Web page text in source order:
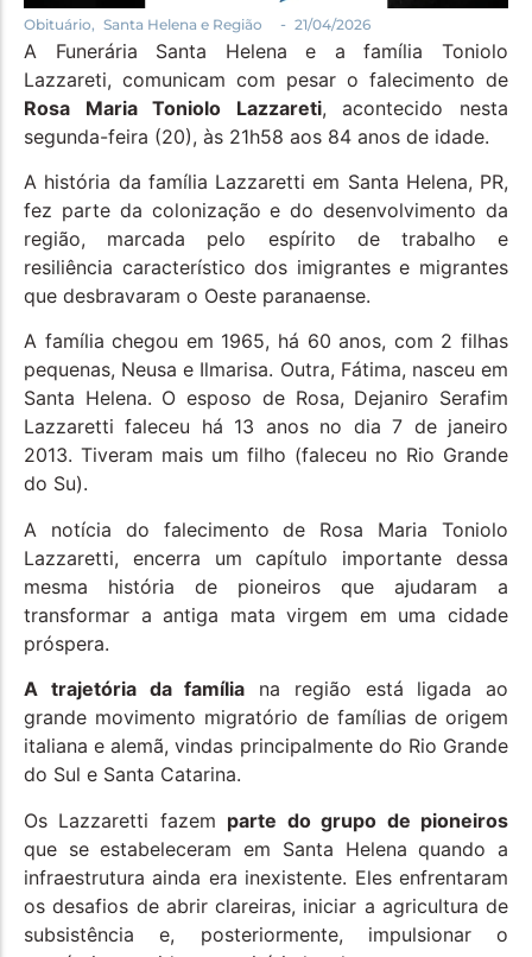
Obituário, Santa Helena e Região - 21/04/2026
A Funerária Santa Helena e a família Toniolo
Lazzareti, comunicam com pesar o falecimento de
Rosa Maria Toniolo Lazzareti, acontecido nesta
segunda-feira (20), às 21h58 aos 84 anos de idade.
A história da família Lazzaretti em Santa Helena, PR,
fez parte da colonização e do desenvolvimento da
região, marcada pelo espírito de trabalho e
resiliência característico dos imigrantes e migrantes
que desbravaram o Oeste paranaense.
A família chegou em 1965, há 60 anos, com 2 filhas
pequenas, Neusa e Ilmarisa. Outra, Fátima, nasceu em
Santa Helena. O esposo de Rosa, Dejaniro Serafim
Lazzaretti faleceu há 13 anos no dia 7 de janeiro
2013. Tiveram mais um filho (faleceu no Rio Grande
do Su).
A notícia do falecimento de Rosa Maria Toniolo
Lazzaretti, encerra um capítulo importante dessa
mesma história de pioneiros que ajudaram a
transformar a antiga mata virgem em uma cidade
próspera.
A trajetória da família na região está ligada ao
grande movimento migratório de famílias de origem
italiana e alemã, vindas principalmente do Rio Grande
do Sul e Santa Catarina.
Os Lazzaretti fazem parte do grupo de pioneiros
que se estabeleceram em Santa Helena quando a
infraestrutura ainda era inexistente. Eles enfrentaram
os desafios de abrir clareiras, iniciar a agricultura de
subsistência e, posteriormente, impulsionar o